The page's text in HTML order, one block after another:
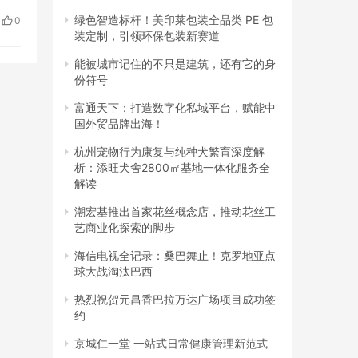
0
绿色智造标杆！美印莱包装全品类 PE 包
装定制，引领环保包装新赛道
能被城市记住的不只是建筑，还有它的身
份符号
富通天下：打造数字化私域平台，赋能中
国外贸品牌出海！
杭州宠物行为康复与纯种犬繁育深度解
析：添旺犬舍2800㎡基地一体化服务全
解读
潮宏基推出首家花丝概念店，推动花丝工
艺商业化探索的脚步
海信电视全记录：桑巴舞止！克罗地亚点
球大战淘汰巴西
热烈祝贺元昌香巴拉万达广场项目成功签
约
京城仁一堂 一站式日常健康管理新范式